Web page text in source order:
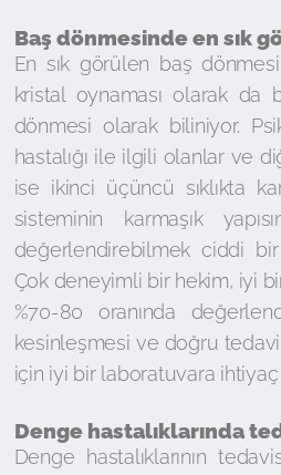
Baş dönmesinde en sık
En sık görülen baş
kristal oynaması olarak da
dönmesi olarak biliniyor.
hastalığı ile ilgili olanlar ve
ise ikinci üçüncü sıklıkta
sisteminin karmaşık
değerlendirebilmek ciddi
Çok deneyimli bir hekim, iyi
%70-80 oranında
kesinleşmesi ve doğru
için iyi bir laboratuvara ihtiyaç
Denge hastalıklarında
Denge hastalıklarının